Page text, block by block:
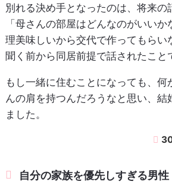
別れる決め手となったのは、将来の
「母さんの部屋はどんなのがいい
理美味しいから交代で作ってもらい
聞く前から同居前提で話されたこと
もし一緒に住むことになっても、何
んの肩を持つんだろうなと思い、結
ました。
自分の家族を優先しすぎる男性